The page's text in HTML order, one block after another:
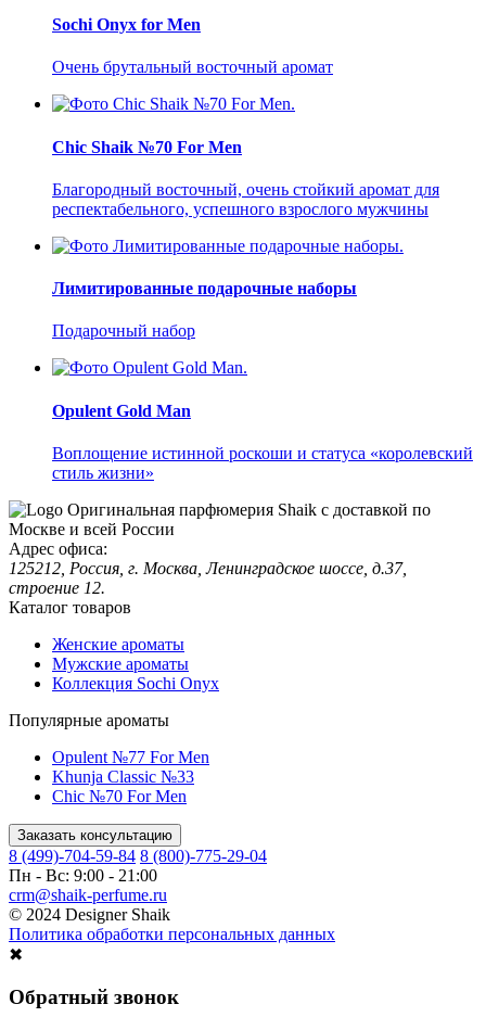
Sochi Onyx for Men
Очень брутальный восточный аромат
Chic Shaik №70 For Men
Благородный восточный, очень стойкий аромат для
респектабельного, успешного взрослого мужчины
Лимитированные подарочные наборы
Подарочный набор
Opulent Gold Man
Воплощение истинной роскоши и статуса «королевский
стиль жизни»
Оригинальная парфюмерия Shaik с доставкой по
Москве и всей России
Адрес офиса:
125212, Россия, г. Москва, Ленинградское шоссе, д.37,
строение 12.
Каталог товаров
Женские ароматы
Мужские ароматы
Коллекция Sochi Onyx
Популярные ароматы
Opulent №77 For Men
Khunja Classic №33
Chic №70 For Men
Заказать консультацию
8 (499)-704-59-84 8 (800)-775-29-04
Пн - Вс: 9:00 - 21:00
crm@shaik-perfume.ru
© 2024 Designer Shaik
Политика обработки персональных данных
✖
Обратный звонок